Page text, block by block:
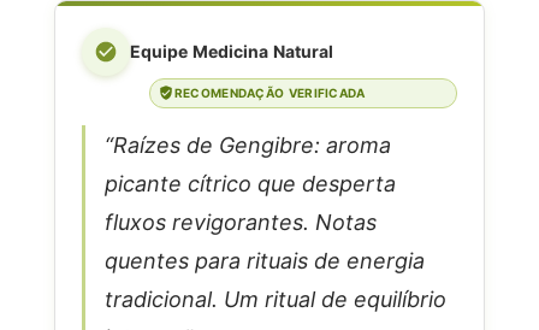
Equipe Medicina Natural
RECOMENDAÇÃO VERIFICADA
“Raízes de Gengibre: aroma
picante cítrico que desperta
fluxos revigorantes. Notas
quentes para rituais de energia
tradicional. Um ritual de equilíbrio